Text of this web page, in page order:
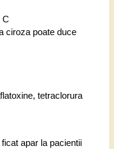
C
ciroza poate duce
tetraclorura
apar la pacientii